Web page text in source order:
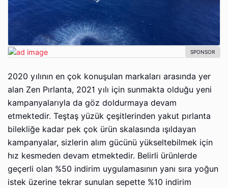
2020 yılının en çok konuşulan markaları arasında yer
alan Zen Pırlanta, 2021 yılı için sunmakta olduğu yeni
kampanyalarıyla da göz doldurmaya devam
etmektedir. Teştaş yüzük çeşitlerinden yakut pırlanta
bilekliğe kadar pek çok ürün skalasında ışıldayan
kampanyalar, sizlerin alım gücünü yükseltebilmek için
hız kesmeden devam etmektedir. Belirli ürünlerde
geçerli olan %50 indirim uygulamasının yanı sıra yoğun
istek üzerine tekrar sunulan sepette %10 indirim